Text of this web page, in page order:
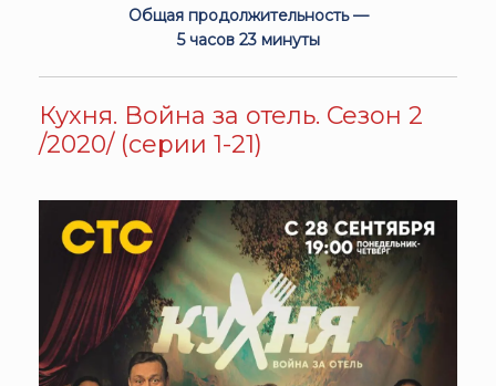
Общая продолжительность —
5 часов 23 минуты
Кухня. Война за отель. Сезон 2
/2020/ (серии 1-21)